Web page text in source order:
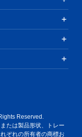
Reserved.
たは製品形状、トレー
ぞれの所有者の商標お